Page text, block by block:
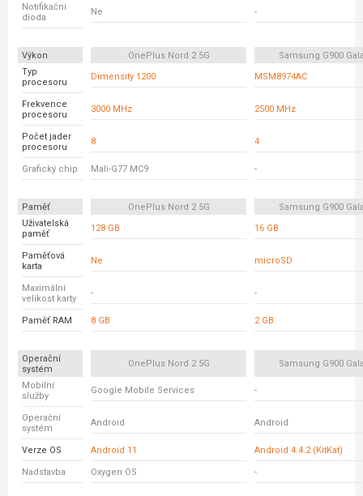
Notifikační
dioda
Ne -
Výkon OnePlus Nord 2 5G
Samsung G900
Typ
procesoru
Dimensity 1200 MSM8974AC
Frekvence
procesoru
3000 MHz 2500 MHz
Počet jader
procesoru
8 4
Grafický chip Mali-G77 MC9 -
Paměť OnePlus Nord 2 5G
Samsung G900
Uživatelská
paměť
128 GB 16 GB
Paměťová
karta
Ne microSD
Maximální
velikost karty
- -
Paměť RAM 8 GB 2 GB
Operační
systém
OnePlus Nord 2 5G Samsung G900
Mobilní
služby
Google Mobile Services -
Operační
systém
Android Android
Verze OS Android 11 Android 4.4.2 (KitKat)
Nadstavba Oxygen OS -